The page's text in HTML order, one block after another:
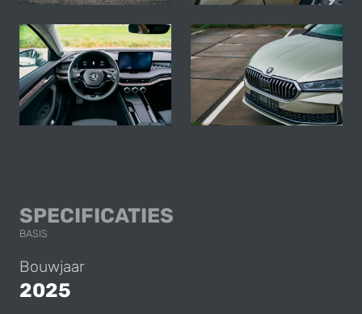
SPECIFICATIES
BASIS
Bouwjaar
2025